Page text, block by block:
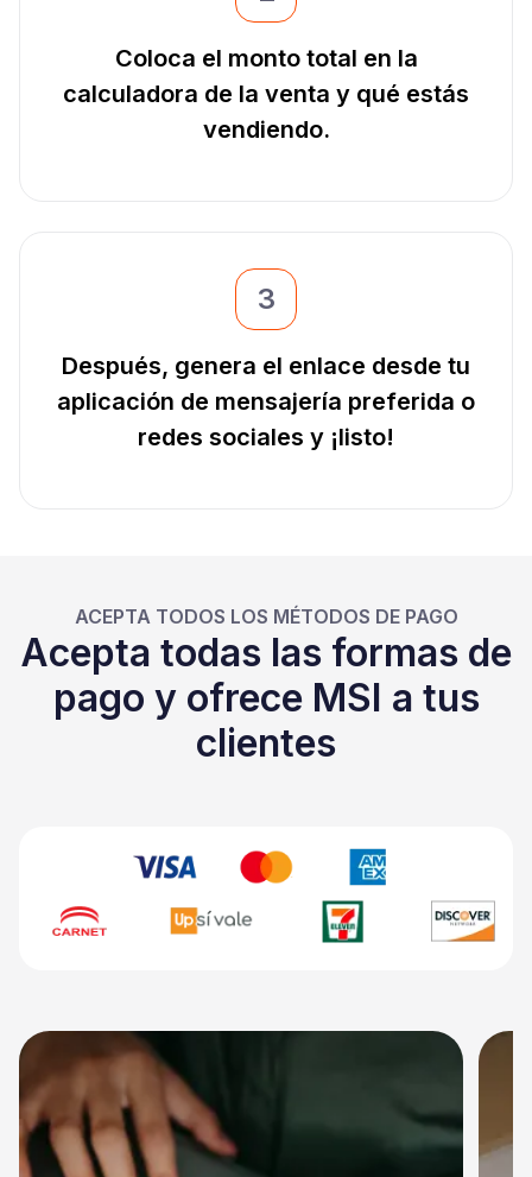
Coloca el monto total en la
calculadora de la venta y qué estás
vendiendo.
3
Después, genera el enlace desde tu
aplicación de mensajería preferida o
redes sociales y ¡listo!
ACEPTA TODOS LOS MÉTODOS DE PAGO
Acepta todas las formas de
pago y ofrece MSI a tus
clientes